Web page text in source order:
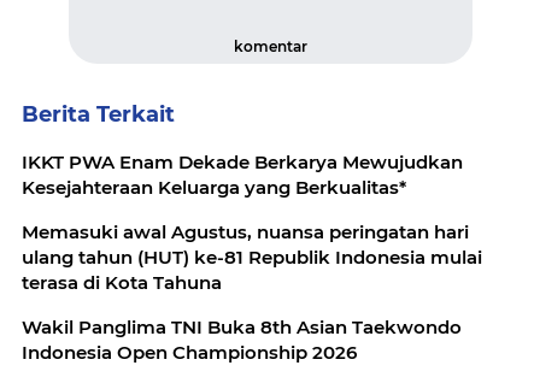
komentar
Berita Terkait
IKKT PWA Enam Dekade Berkarya Mewujudkan
Kesejahteraan Keluarga yang Berkualitas*
Memasuki awal Agustus, nuansa peringatan hari
ulang tahun (HUT) ke-81 Republik Indonesia mulai
terasa di Kota Tahuna
Wakil Panglima TNI Buka 8th Asian Taekwondo
Indonesia Open Championship 2026